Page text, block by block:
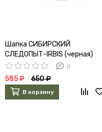
Шапка СИБИРСКИЙ
СЛЕДОПЫТ-IRBIS (черная)
0
585 ₽ 650 ₽
В корзину